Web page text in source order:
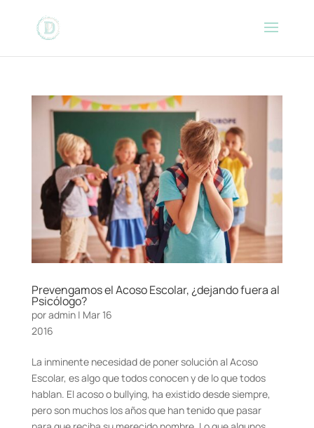
Prevengamos el Acoso Escolar, ¿dejando fuera al
Psicólogo?
por admin | Mar 16
2016
La inminente necesidad de poner solución al Acoso
Escolar, es algo que todos conocen y de lo que todos
hablan. El acoso o bullying, ha existido desde siempre,
pero son muchos los años que han tenido que pasar